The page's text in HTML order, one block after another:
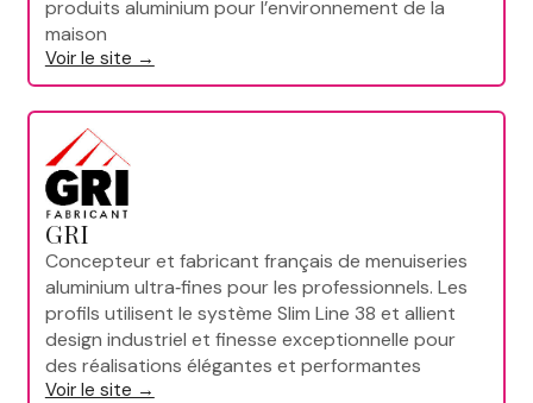
produits aluminium pour l’environnement de la
maison
Voir le site →
GRI
Concepteur et fabricant français de menuiseries
aluminium ultra‑fines pour les professionnels. Les
profils utilisent le système Slim Line 38 et allient
design industriel et finesse exceptionnelle pour
des réalisations élégantes et performantes
Voir le site →